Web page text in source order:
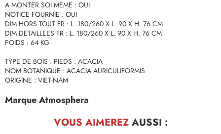
A MONTER SOI MEME : OUI
NOTICE FOURNIE : OUI
DIM HORS TOUT FR : L. 180/260 X L. 90 X H. 76 CM
DIM DETAILLEES FR : L. 180/260 X L. 90 X H. 76 CM
POIDS : 64 KG
TYPE DE BOIS : PIEDS : ACACIA
NOM BOTANIQUE : ACACIA AURICULIFORMIS
ORIGINE : VIET-NAM
Marque Atmosphera
VOUS AIMEREZAUSSI :